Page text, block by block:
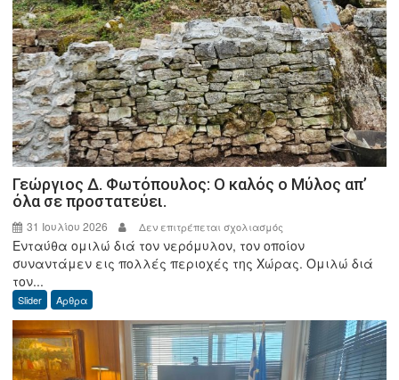
Γεώργιος Δ. Φωτόπουλος: Ο καλός ο Μύλος απ’
όλα σε προστατεύει.
31 Ιουλίου 2026 Δεν επιτρέπεται σχολιασμός
Γεώργιος
Δ.
καλός
Μύλος
Ενταύθα ομιλώ διά τον νερόμυλον, τον οποίον
συναντάμεν εις πολλές περιοχές της Χώρας. Ομιλώ διά
τον...
Slider Άρθρα